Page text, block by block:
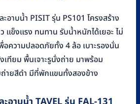
อาบน้ำ PISIT รุ่น PS101 โครงสร้าง
แข็งแรง ทนทาน รับน้ำหนักได้เยอะ ไม่
อความปลอดภัยทั้ง 4 ล้อ เบาะรองนั่น
ทียม พื้นเจาะรูนั่งถ่าย มาพร้อม
ายสีดำ มีที่พักแขนทั้งสองข้าง